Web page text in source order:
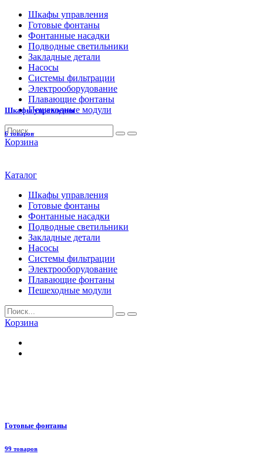
Шкафы управления
Готовые фонтаны
Фонтанные насадки
Подводные светильники
Закладные детали
Насосы
Системы фильтрации
Электрооборудование
Плавающие фонтаны
Пешеходные модули
Корзина
Каталог
Шкафы управления
Готовые фонтаны
Фонтанные насадки
Подводные светильники
Закладные детали
Насосы
Системы фильтрации
Электрооборудование
Плавающие фонтаны
Пешеходные модули
Корзина
Шкафы управления
6 товаров
Готовые фонтаны
99 товаров